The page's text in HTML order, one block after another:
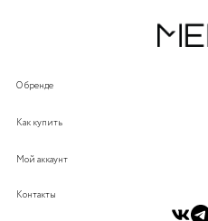
О бренде
Как купить
Мой аккаунт
Контакты